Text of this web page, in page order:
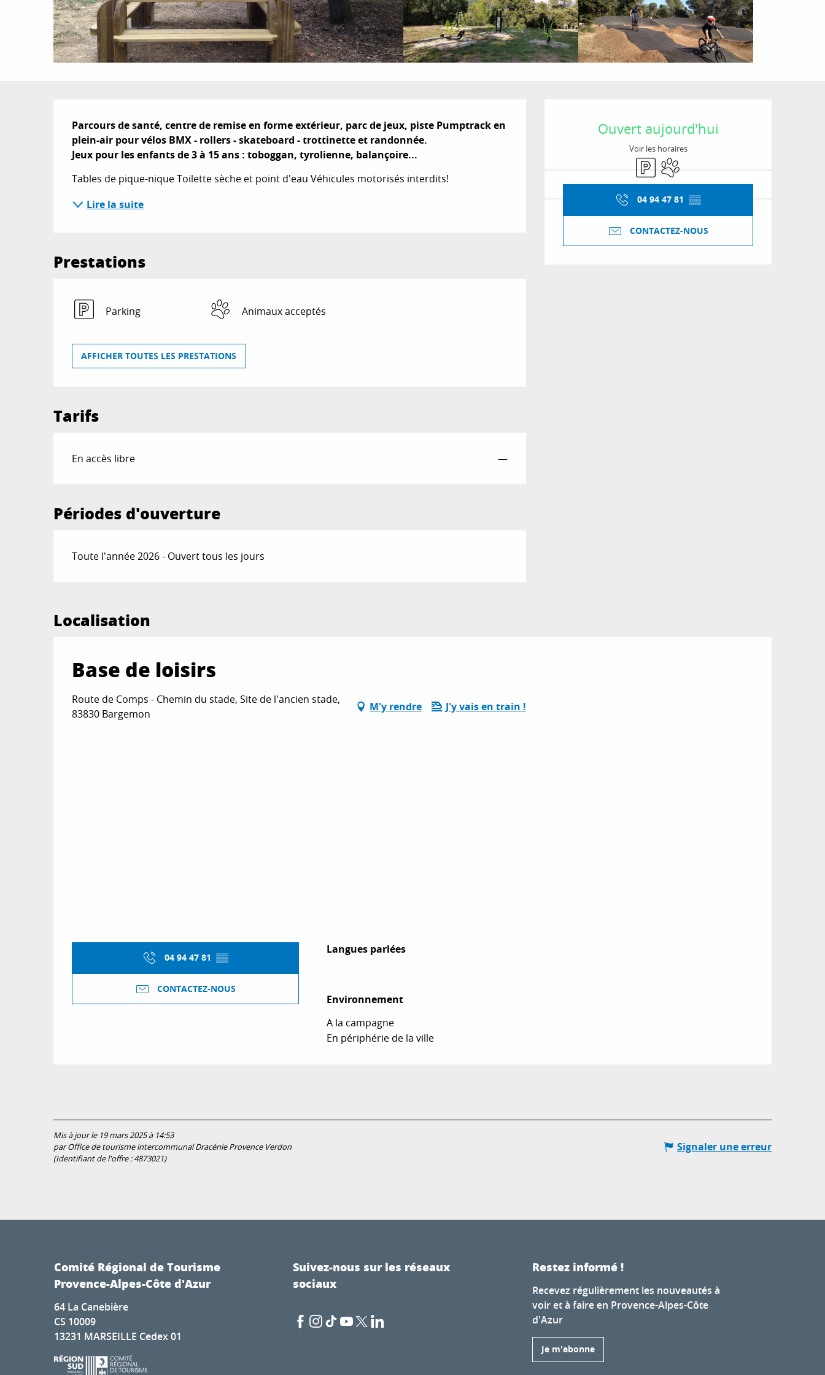
Ouverture et
Ouvert aujourd'hui
Voir les horaires
ParkingAnimaux acceptés
04 94 47 81 ▒▒
CONTACTEZ-NOUS
Description
Parcours de santé, centre de remise en forme extérieur, parc de jeux, piste Pumptrack en
plein-air pour vélos BMX - rollers - skateboard - trottinette et randonnée.
Jeux pour les enfants de 3 à 15 ans : toboggan, tyrolienne, balançoire...
Tables de pique-nique Toilette sèche et point d'eau Véhicules motorisés interdits!
Lire la suite
Prestations
Parking Animaux acceptés
AFFICHER TOUTES LES PRESTATIONS
Tarifs
En accès libre —
Périodes d'ouverture
Toute l'année 2026 - Ouvert tous les jours
Localisation
Base de loisirs
Route de Comps - Chemin du stade, Site de l'ancien stade,
83830 Bargemon
M'y rendre J'y vais en train !
04 94 47 81 ▒▒
CONTACTEZ-NOUS
Langues parlées
Langues parlées
Environnement
Environnement
A la campagne
En périphérie de la ville
Mis à jour le 19 mars 2025 à 14:53
par Office de tourisme intercommunal Dracénie Provence Verdon
(Identifiant de l'offre :4873021)
Signaler une erreur
Comité Régional de Tourisme
Provence-Alpes-Côte d'Azur
64 La Canebière
CS 10009
13231 MARSEILLE Cedex 01
Suivez-nous sur les réseaux
sociaux
Restez informé !
Recevez régulièrement les nouveautés à
voir et à faire en Provence-Alpes-Côte
d'Azur
Je m'abonne